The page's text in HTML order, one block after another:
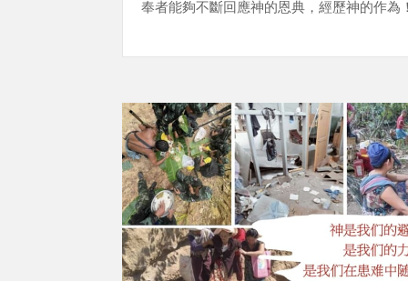
奉者能夠不斷回應神的恩典，經歷神的作為！